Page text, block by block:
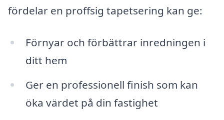
fördelar en proffsig tapetsering kan ge:
Förnyar och förbättrar inredningen i
ditt hem
Ger en professionell finish som kan
öka värdet på din fastighet